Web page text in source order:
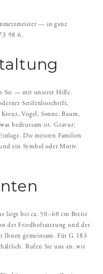
— in ganz
98 6.
Sie — mit unserer Hilfe.
Serifenlosschrift,
Vogel, Sonne, Baum,
bedeutsam ist. Gravur:
Die meisten Familien
ein Symbol oder Motiv.
liegt bei ca. 50–60 cm Breite
der Friedhofssatzung und der
Ihnen gemeinsam. Für G 183
Rufen Sie uns an, wir